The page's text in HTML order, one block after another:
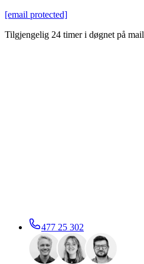
[email protected]
Tilgjengelig 24 timer i døgnet på mail
477 25 302